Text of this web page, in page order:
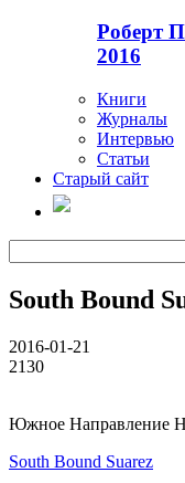
Роберт
2016
Книги
Журналы
Интервью
Статьи
Старый сайт
South Bound
2016-01-21
2130
Южное Направление
South Bound Suarez